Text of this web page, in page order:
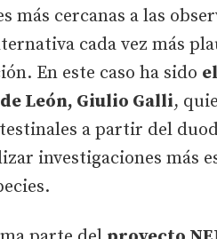
más cercanas a las
cada vez más
En este caso ha sido
León, Giulio Galli,
a partir del
investigaciones más